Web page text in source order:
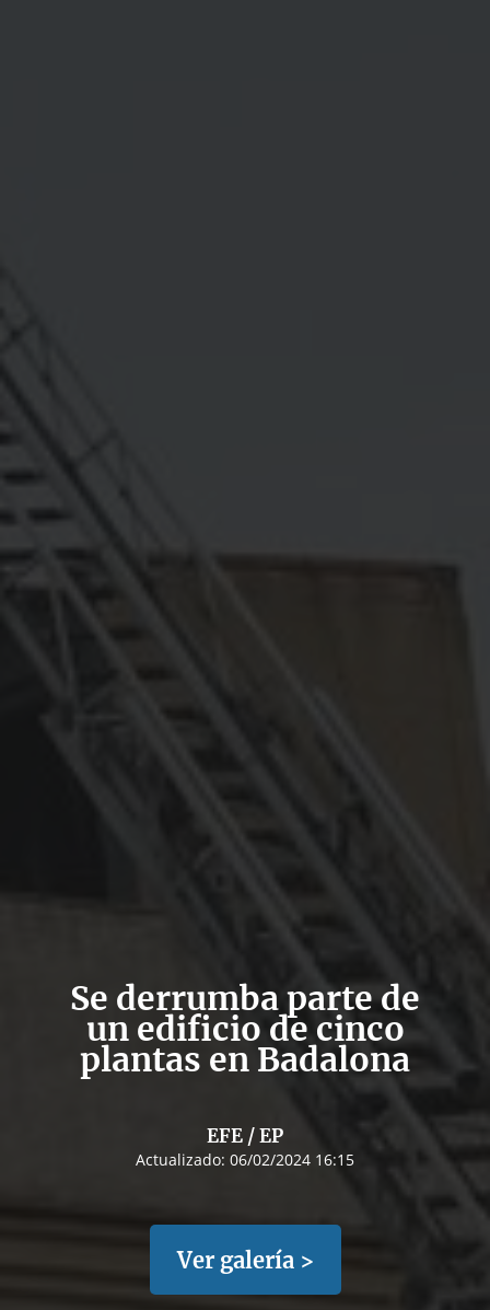
Se derrumba parte de
un edificio de cinco
plantas en Badalona
EFE / EP
Actualizado: 06/02/2024 16:15
Ver galería >